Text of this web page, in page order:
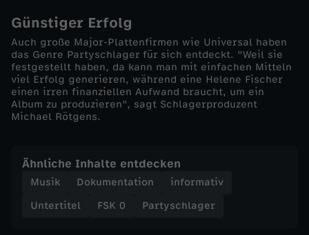
Günstiger Erfolg
Auch große Major-Plattenfirmen wie Universal haben
das Genre Partyschlager für sich entdeckt. "Weil sie
festgestellt haben, da kann man mit einfachen Mitteln
viel Erfolg generieren, während eine Helene Fischer
einen irren finanziellen Aufwand braucht, um ein
Album zu produzieren", sagt Schlagerproduzent
Michael Rötgens.
Ähnliche Inhalte entdecken
Musik Dokumentation
informativ
Untertitel
FSK 0 Partyschlager